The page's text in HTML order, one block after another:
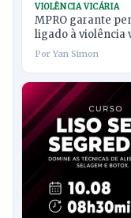
VIOLÊNCIA VICÁRIA
MPRO garante
ligado à violência
Por Yan Simon